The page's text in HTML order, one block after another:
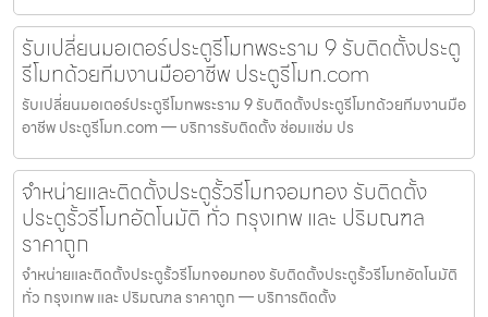
รับเปลี่ยนมอเตอร์ประตูรีโมทพระราม 9 รับติดตั้งประตู
รีโมทด้วยทีมงานมืออาชีพ ประตูรีโมท.com
รับเปลี่ยนมอเตอร์ประตูรีโมทพระราม 9 รับติดตั้งประตูรีโมทด้วยทีมงานมือ
อาชีพ ประตูรีโมท.com — บริการรับติดตั้ง ซ่อมแซ่ม ปร
จำหน่ายและติดตั้งประตูรั้วรีโมทจอมทอง รับติดตั้ง
ประตูรั้วรีโมทอัตโนมัติ ทั่ว กรุงเทพ และ ปริมณฑล
ราคาถูก
จำหน่ายและติดตั้งประตูรั้วรีโมทจอมทอง รับติดตั้งประตูรั้วรีโมทอัตโนมัติ
ทั่ว กรุงเทพ และ ปริมณฑล ราคาถูก — บริการติดตั้ง